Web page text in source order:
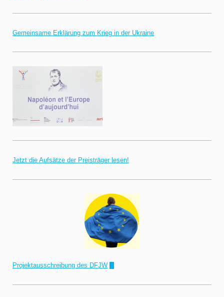
Gemeinsame Erklärung zum Krieg in der Ukraine
Jetzt die Aufsätze der Preisträger lesen!
Projektausschreibung des DFJW